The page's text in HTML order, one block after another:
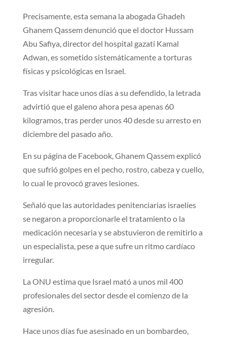
Precisamente, esta semana la abogada Ghadeh
Ghanem Qassem denunció que el doctor Hussam
Abu Safiya, director del hospital gazatí Kamal
Adwan, es sometido sistemáticamente a torturas
físicas y psicológicas en Israel.
Tras visitar hace unos días a su defendido, la letrada
advirtió que el galeno ahora pesa apenas 60
kilogramos, tras perder unos 40 desde su arresto en
diciembre del pasado año.
En su página de Facebook, Ghanem Qassem explicó
que sufrió golpes en el pecho, rostro, cabeza y cuello,
lo cual le provocó graves lesiones.
Señaló que las autoridades penitenciarias israelíes
se negaron a proporcionarle el tratamiento o la
medicación necesaria y se abstuvieron de remitirlo a
un especialista, pese a que sufre un ritmo cardíaco
irregular.
La ONU estima que Israel mató a unos mil 400
profesionales del sector desde el comienzo de la
agresión.
Hace unos días fue asesinado en un bombardeo,